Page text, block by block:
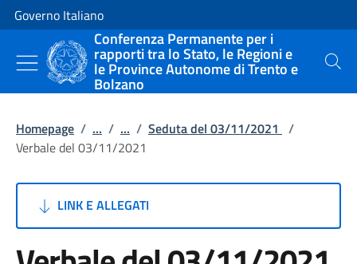
Vai al contenuto
Vai alla navigazione del sito
Governo Italiano
Conferenza Permanente per i
rapporti tra lo Stato, le Regioni e
le Province Autonome di Trento e
Bolzano
Cerca
Homepage / ... / ... / Seduta del 03/11/2021 /
Verbale del 03/11/2021
LINK E ALLEGATI